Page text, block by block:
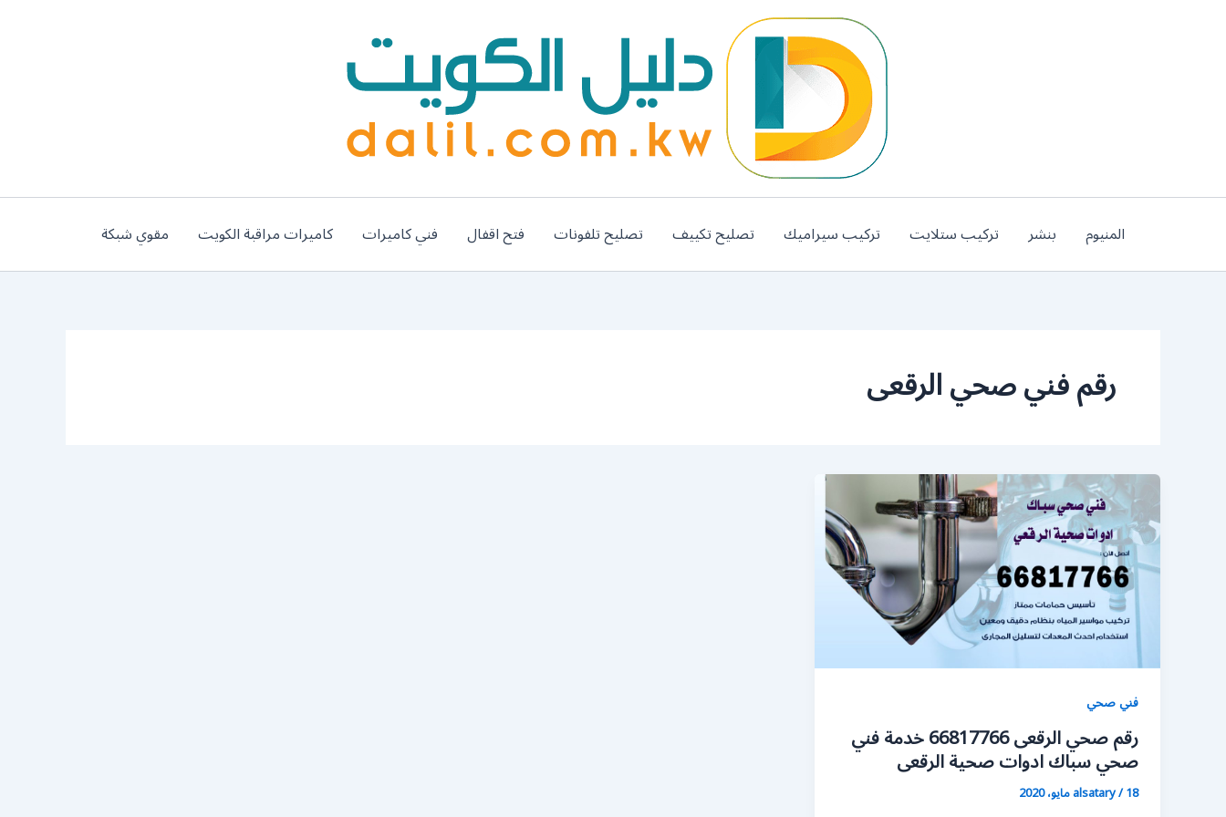
المنيوم بنشر تركيب ستلايت تركيب سيراميك تصليح تكييف تصليح تلفونات فتح اقفال فني كاميرات كاميرات مراقبة الكويت مقوي شبكة
رقم فني صحي الرقعى
فني صحي
رقم صحي الرقعى 66817766 خدمة فني
صحي سباك ادوات صحية الرقعى
alsatary/18 مايو، 2020